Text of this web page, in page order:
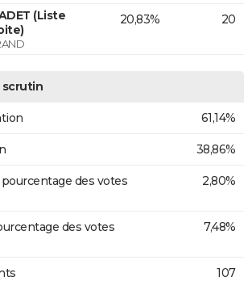
(Liste
20,83% 20
scrutin
61,14%
38,86%
des votes
2,80%
des votes
7,48%
107